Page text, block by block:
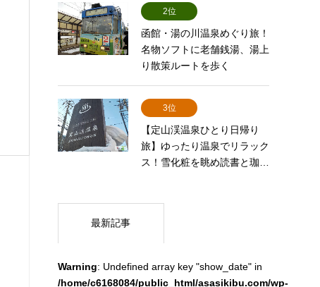
2位
函館・湯の川温泉めぐり旅！
名物ソフトに老舗銭湯、湯上
り散策ルートを歩く
3位
【定山渓温泉ひとり日帰り
旅】ゆったり温泉でリラック
ス！雪化粧を眺め読書と珈…
最新記事
Warning: Undefined array key "show_date" in
/home/c6168084/public_html/asasikibu.com/wp-